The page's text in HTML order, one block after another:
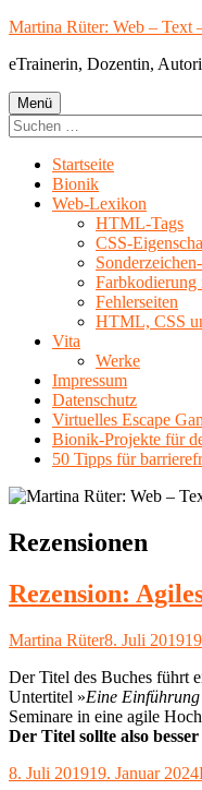
Springe
Inhalt
Martina Rüter: Web – Text
eTrainerin, Dozentin,
Primäres
Menü
Menü
Suchen
nach:
Startseite
Bionik
Web-Lexikon
HTML-Tags
CSS-
Fehlerseiten
HTML, CSS
Vita
Werke
Impressum
Datenschutz
Virtuelles Escape
Bionik-Projekte für
50 Tipps für
Kategorie:
Rezensionen
Rezension:
Autor
Martina RüterVeröffentlicht
8. Juli 2019
Der Titel des Buches führt
Untertitel »Eine
Seminare in eine agile
Der Titel sollte also
Veröffentlicht
8. Juli 201919. Januar 2024